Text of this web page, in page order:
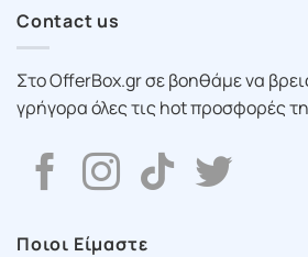
Contact us
Στο OfferBox.gr σε βοηθάμε να
γρήγορα όλες τις hot προσφορές
Ποιοι Είμαστε